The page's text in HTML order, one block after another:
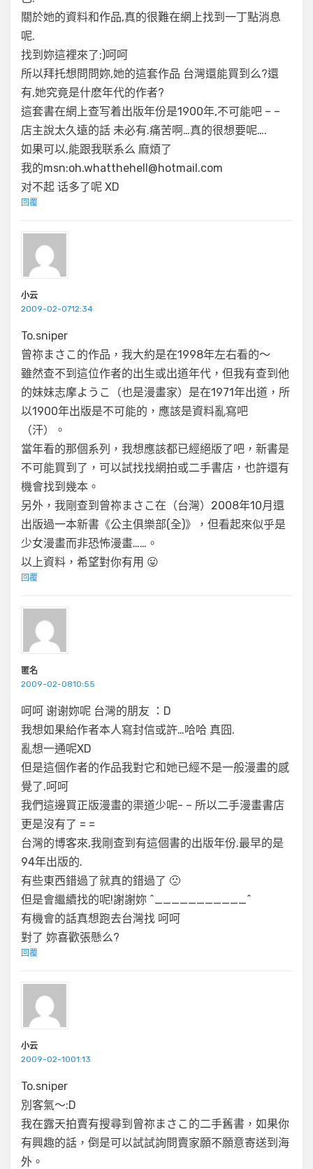
關於她的資料和作品,真的很難在網上找到一丁點消息
呢.
找到妳這裡來了:)呵呵
所以拜托想問問妳,她的這套作品 台灣還能買到么?還
有,她究竟是什麽年代的作者?
這套書在網上查写着出版年份是1900年,不可能吧 – –
店主說太久遠的話 未必有.痛苦啊…真的很想要呢….
如果可以,能跟我联系么 麻煩了
我的msn:oh.whatthehell@hotmail.com
对不起 话多了呢 XD
回覆
小云
2009-02-0712:34
To.sniper
曾祢まさこ的作品，我大約是在1998年左右看的～
雖然查不到這位作者的出生或出道年代，但我有查到他
的妹妹志摩ようこ（也是漫畫家）是在1971年出道，所
以1900年出版是不可能的，應該是資料亂寫吧
（汗）。
當年看的那個系列，我想應該都已經絕版了吧，新書是
不可能買到了，可以試找找網拍或二手書店，也許還有
機會找到幾本。
另外，我剛查到曾祢まさこ在（台灣）2008年10月還
出版過一本新書《公主俱樂部(全)》，但看起來似乎是
少女漫畫而非恐怖漫畫……。
以上資料，希望對你有用 😛
回覆
匿名
2009-02-0810:55
呵呵 谢谢妳呢 台灣的朋友 ：D
我想如果給作者本人寫封信或許…哈哈 真囧.
亂想一通呢XD
但是這個作者的作品我對它和她已經不是一般漫畫的感
覺了.呵呵
我們這邊買正版漫畫的渠道少呢- – 所以二手漫畫書店
更是沒有了 = =
台灣的博客來,我剛查到有這個書的出版年份.最早的是
94年出版的.
有些東西錯過了就真的錯過了 🙁
但是會繼續找的呢!謝謝妳 ^___________^
有機會的話真想跑去台灣找 呵呵
對了 妳喜歡張懸么?
回覆
小云
2009-02-1001:13
To.sniper
別客氣～:D
我在露天拍賣有搜尋到曾祢まさこ的二手舊書，如果你
有興趣的話，倒是可以試試詢問賣家願不願意寄送到海
外。